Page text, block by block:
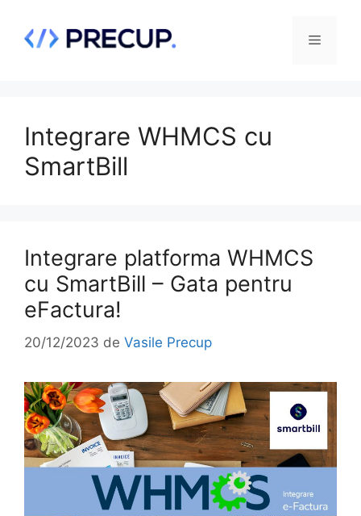
conținut
Meniu
Integrare WHMCS cu
SmartBill
Integrare platforma WHMCS
cu SmartBill – Gata pentru
eFactura!
20/12/2023 de Vasile Precup